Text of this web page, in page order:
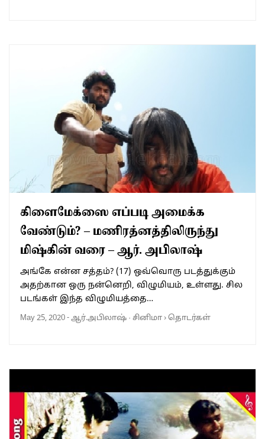
கிளைமேக்ஸை எப்படி அமைக்க
வேண்டும்? – மணிரத்னத்திலிருந்து
மிஷ்கின் வரை – ஆர். அபிலாஷ்
அங்கே என்ன சத்தம்? (17) ஒவ்வொரு படத்துக்கும்
அதற்கான ஒரு நன்னெறி, விழுமியம், உள்ளது. சில
படங்கள் இந்த விழுமியத்தை…
May 25, 2020-ஆர்.அபிலாஷ் · சினிமா›தொடர்கள்